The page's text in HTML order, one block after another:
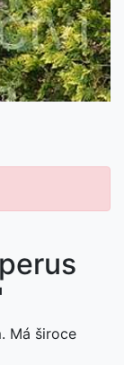
Má široce